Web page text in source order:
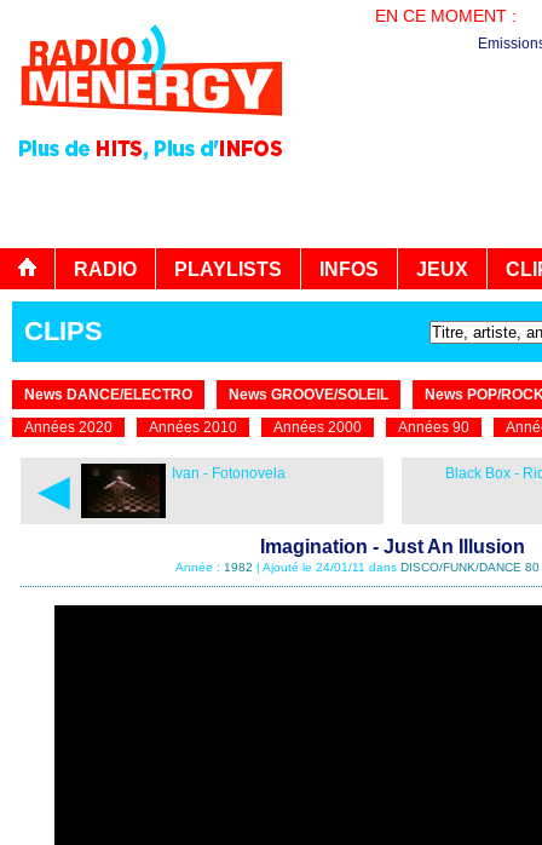
EN CE MOMENT :
RADIO PLAYLISTS INFOS JEUX
CLIPS
News DANCE/ELECTRO News GROOVE/SOLEIL
News POP/
Années 2020
Années 2010 Années 2000 Années 90
◄ Ivan - Fotonovela Black Box -
Imagination - Just An Illusion
Année : 1982 | Ajouté le 24/01/11 dans DISCO/FUNK/DANCE 80